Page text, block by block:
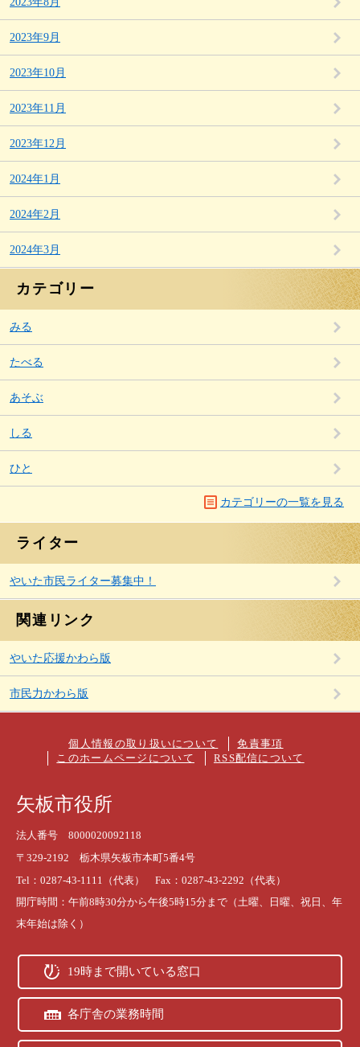
2023年9月
2023年10月
2023年11月
2023年12月
2024年1月
2024年2月
2024年3月
カテゴリー
みる
たべる
あそぶ
しる
ひと
カテゴリーの一覧を見る
ライター
やいた市民ライター募集中！
関連リンク
やいた応援かわら版
市民力かわら版
個人情報の取り扱いについて
免責事項
このホームページについて
RSS配信について
矢板市役所
法人番号 8000020092118
〒329-2192 栃木県矢板市本町5番4号
Tel：0287-43-1111（代表） Fax：0287-43-2292（代表）
開庁時間：午前8時30分から午後5時15分まで（土曜、日曜、祝日、年
末年始は除く）
19時まで開いている窓口
各庁舎の業務時間